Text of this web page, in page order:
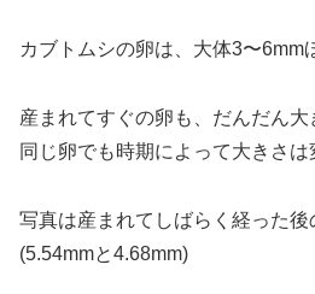
カブトムシの卵は、大体3〜6mm
産まれてすぐの卵も、だんだん大
同じ卵でも時期によって大きさは
写真は産まれてしばらく経った後
(5.54mmと4.68mm)